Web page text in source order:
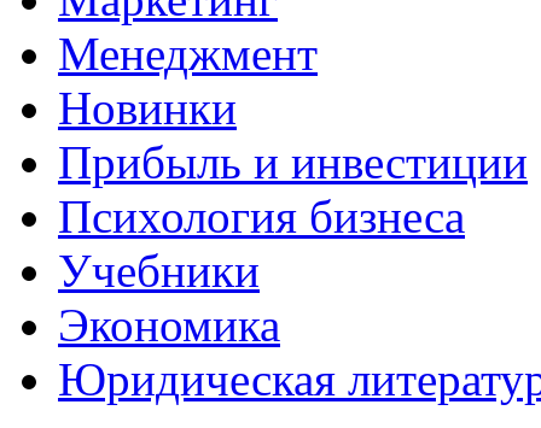
Менеджмент
Новинки
Прибыль и инвестиции
Психология бизнеса
Учебники
Экономика
Юридическая